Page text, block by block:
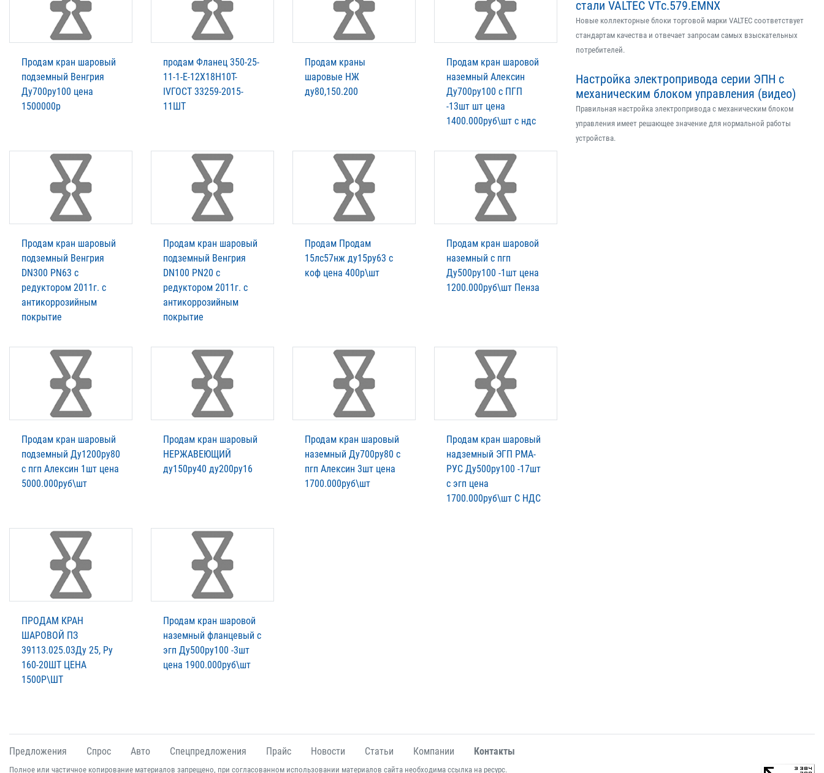
Продам кран шаровый
подземный Венгрия
Ду700ру100 цена
1500000р
продам Фланец 350-25-
11-1-E-12Х18Н10Т-
IVГОСТ 33259-2015-
11ШТ
Продам краны
шаровые НЖ
ду80,150.200
Продам кран шаровой
наземный Алексин
Ду700ру100 с ПГП
-13шт шт цена
1400.000руб\шт с ндс
Продам кран шаровый
подземный Венгрия
DN300 PN63 с
редуктором 2011г. с
антикоррозийным
покрытие
Продам кран шаровый
подземный Венгрия
DN100 PN20 с
редуктором 2011г. с
антикоррозийным
покрытие
Продам Продам
15лс57нж ду15ру63 с
коф цена 400р\шт
Продам кран шаровой
наземный с пгп
Ду500ру100 -1шт цена
1200.000руб\шт Пенза
Продам кран шаровый
подземный Ду1200ру80
с пгп Алексин 1шт цена
5000.000руб\шт
Продам кран шаровый
НЕРЖАВЕЮЩИЙ
ду150ру40 ду200ру16
Продам кран шаровый
наземный Ду700ру80 с
пгп Алексин 3шт цена
1700.000руб\шт
Продам кран шаровый
надземный ЭГП РМА-
РУС Ду500ру100 -17шт
с эгп цена
1700.000руб\шт С НДС
ПРОДАМ КРАН
ШАРОВОЙ ПЗ
39113.025.03Ду 25, Ру
160-20ШТ ЦЕНА
1500Р\ШТ
Продам кран шаровой
наземный фланцевый с
эгп Ду500ру100 -3шт
цена 1900.000руб\шт
стали VALTEC VTс.579.EMNX
Новые коллекторные блоки торговой марки VALTEC соответствует
стандартам качества и отвечает запросам самых взыскательных
потребителей.
Настройка электропривода серии ЭПН с
механическим блоком управления (видео)
Правильная настройка электропривода с механическим блоком
управления имеет решающее значение для нормальной работы
устройства.
Предложения Спрос Авто Спецпредложения Прайс Новости Статьи Компании Контакты
Полное или частичное копирование материалов запрещено, при согласованном использовании материалов сайта необходима ссылка на ресурс.